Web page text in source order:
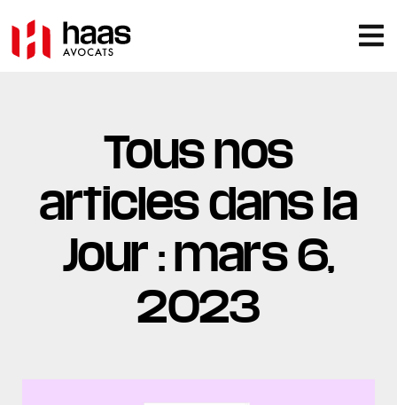
Tous nos
articles dans la
Jour : mars 6,
2023